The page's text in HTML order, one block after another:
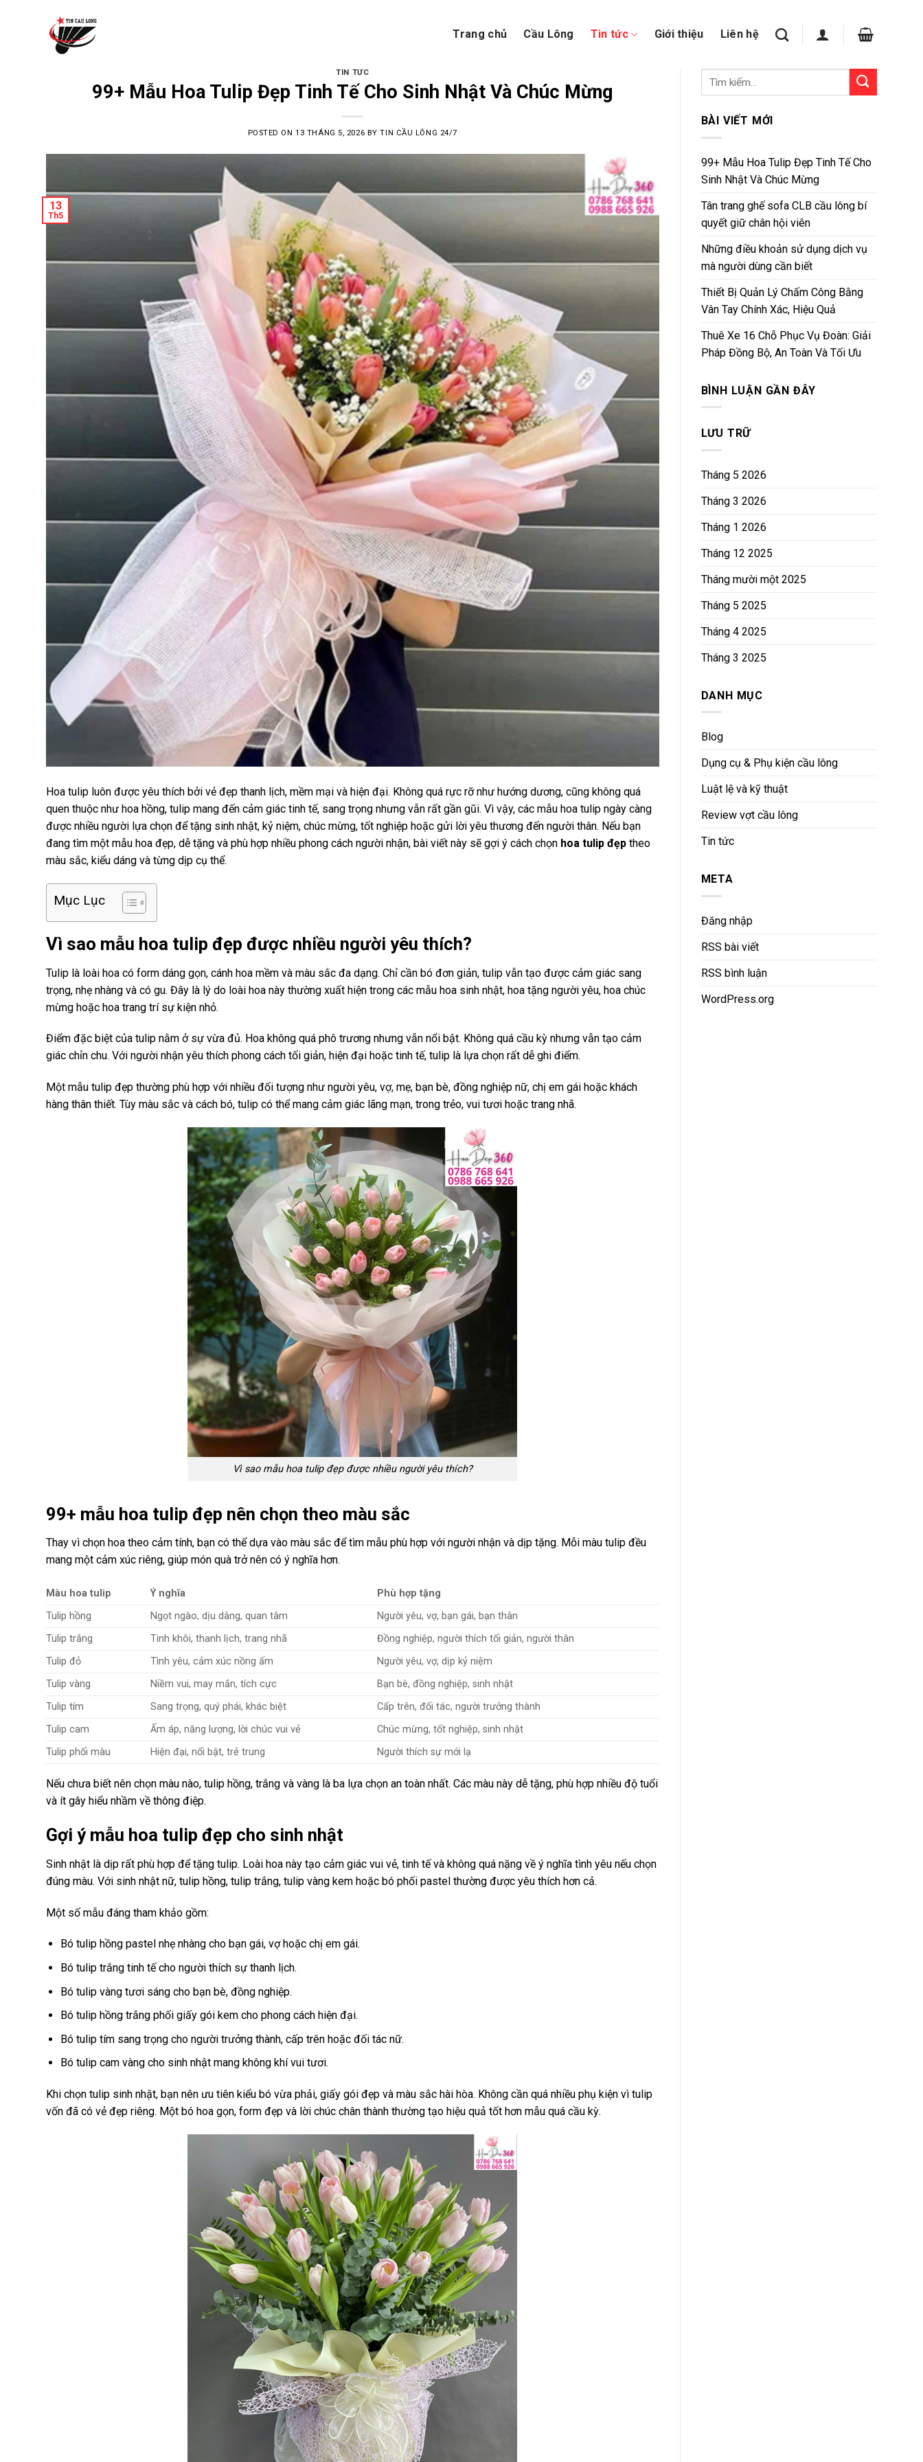
Trang chủ Cầu Lông Tin tức Giới thiệu Liên hệ
TIN TỨC
99+ Mẫu Hoa Tulip Đẹp Tinh Tế Cho Sinh Nhật Và Chúc Mừng
POSTED ON13 THÁNG 5, 2026 BYTIN CẦU LÔNG 24/7
13
Th5
Hoa tulip luôn được yêu thích bởi vẻ đẹp thanh lịch, mềm mại và hiện đại. Không quá rực rỡ như hướng dương, cũng không quá
quen thuộc như hoa hồng, tulip mang đến cảm giác tinh tế, sang trọng nhưng vẫn rất gần gũi. Vì vậy, các mẫu hoa tulip ngày càng
được nhiều người lựa chọn để tặng sinh nhật, kỷ niệm, chúc mừng, tốt nghiệp hoặc gửi lời yêu thương đến người thân. Nếu bạn
đang tìm một mẫu hoa đẹp, dễ tặng và phù hợp nhiều phong cách người nhận, bài viết này sẽ gợi ý cách chọn hoa tulip đẹp theo
màu sắc, kiểu dáng và từng dịp cụ thể.
Mục Lục
Vì sao mẫu hoa tulip đẹp được nhiều người yêu thích?
Tulip là loài hoa có form dáng gọn, cánh hoa mềm và màu sắc đa dạng. Chỉ cần bó đơn giản, tulip vẫn tạo được cảm giác sang
trọng, nhẹ nhàng và có gu. Đây là lý do loài hoa này thường xuất hiện trong các mẫu hoa sinh nhật, hoa tặng người yêu, hoa chúc
mừng hoặc hoa trang trí sự kiện nhỏ.
Điểm đặc biệt của tulip nằm ở sự vừa đủ. Hoa không quá phô trương nhưng vẫn nổi bật. Không quá cầu kỳ nhưng vẫn tạo cảm
giác chỉn chu. Với người nhận yêu thích phong cách tối giản, hiện đại hoặc tinh tế, tulip là lựa chọn rất dễ ghi điểm.
Một mẫu tulip đẹp thường phù hợp với nhiều đối tượng như người yêu, vợ, mẹ, bạn bè, đồng nghiệp nữ, chị em gái hoặc khách
hàng thân thiết. Tùy màu sắc và cách bó, tulip có thể mang cảm giác lãng mạn, trong trẻo, vui tươi hoặc trang nhã.
Vì sao mẫu hoa tulip đẹp được nhiều người yêu thích?
99+ mẫu hoa tulip đẹp nên chọn theo màu sắc
Thay vì chọn hoa theo cảm tính, bạn có thể dựa vào màu sắc để tìm mẫu phù hợp với người nhận và dịp tặng. Mỗi màu tulip đều
mang một cảm xúc riêng, giúp món quà trở nên có ý nghĩa hơn.
Màu hoa tulip Ý nghĩa
Phù hợp tặng
Tulip hồng
Ngọt ngào, dịu dàng, quan tâm
Người yêu, vợ, bạn gái, bạn thân
Tulip trắng
Tinh khôi, thanh lịch, trang nhã
Đồng nghiệp, người thích tối giản, người thân
Tulip đỏ
Tình yêu, cảm xúc nồng ấm
Người yêu, vợ, dịp kỷ niệm
Tulip vàng
Niềm vui, may mắn, tích cực
Bạn bè, đồng nghiệp, sinh nhật
Tulip tím
Sang trọng, quý phái, khác biệt
Cấp trên, đối tác, người trưởng thành
Tulip cam
Ấm áp, năng lượng, lời chúc vui vẻ
Chúc mừng, tốt nghiệp, sinh nhật
Tulip phối màu
Hiện đại, nổi bật, trẻ trung Người thích sự mới lạ
Nếu chưa biết nên chọn màu nào, tulip hồng, trắng và vàng là ba lựa chọn an toàn nhất. Các màu này dễ tặng, phù hợp nhiều độ tuổi
và ít gây hiểu nhầm về thông điệp.
Gợi ý mẫu hoa tulip đẹp cho sinh nhật
Sinh nhật là dịp rất phù hợp để tặng tulip. Loài hoa này tạo cảm giác vui vẻ, tinh tế và không quá nặng về ý nghĩa tình yêu nếu chọn
đúng màu. Với sinh nhật nữ, tulip hồng, tulip trắng, tulip vàng kem hoặc bó phối pastel thường được yêu thích hơn cả.
Một số mẫu đáng tham khảo gồm:
Bó tulip hồng pastel nhẹ nhàng cho bạn gái, vợ hoặc chị em gái.
Bó tulip trắng tinh tế cho người thích sự thanh lịch.
Bó tulip vàng tươi sáng cho bạn bè, đồng nghiệp.
Bó tulip hồng trắng phối giấy gói kem cho phong cách hiện đại.
Bó tulip tím sang trọng cho người trưởng thành, cấp trên hoặc đối tác nữ.
Bó tulip cam vàng cho sinh nhật mang không khí vui tươi.
Khi chọn tulip sinh nhật, bạn nên ưu tiên kiểu bó vừa phải, giấy gói đẹp và màu sắc hài hòa. Không cần quá nhiều phụ kiện vì tulip
vốn đã có vẻ đẹp riêng. Một bó hoa gọn, form đẹp và lời chúc chân thành thường tạo hiệu quả tốt hơn mẫu quá cầu kỳ.
BÀI VIẾT MỚI
99+ Mẫu Hoa Tulip Đẹp Tinh Tế Cho
Sinh Nhật Và Chúc Mừng
Tân trang ghế sofa CLB cầu lông bí
quyết giữ chân hội viên
Những điều khoản sử dụng dịch vụ
mà người dùng cần biết
Thiết Bị Quản Lý Chấm Công Bằng
Vân Tay Chính Xác, Hiệu Quả
Thuê Xe 16 Chỗ Phục Vụ Đoàn: Giải
Pháp Đồng Bộ, An Toàn Và Tối Ưu
BÌNH LUẬN GẦN ĐÂY
LƯU TRỮ
Tháng 5 2026
Tháng 3 2026
Tháng 1 2026
Tháng 12 2025
Tháng mười một 2025
Tháng 5 2025
Tháng 4 2025
Tháng 3 2025
DANH MỤC
Blog
Dụng cụ & Phụ kiện cầu lông
Luật lệ và kỹ thuật
Review vợt cầu lông
Tin tức
META
Đăng nhập
RSS bài viết
RSS bình luận
WordPress.org